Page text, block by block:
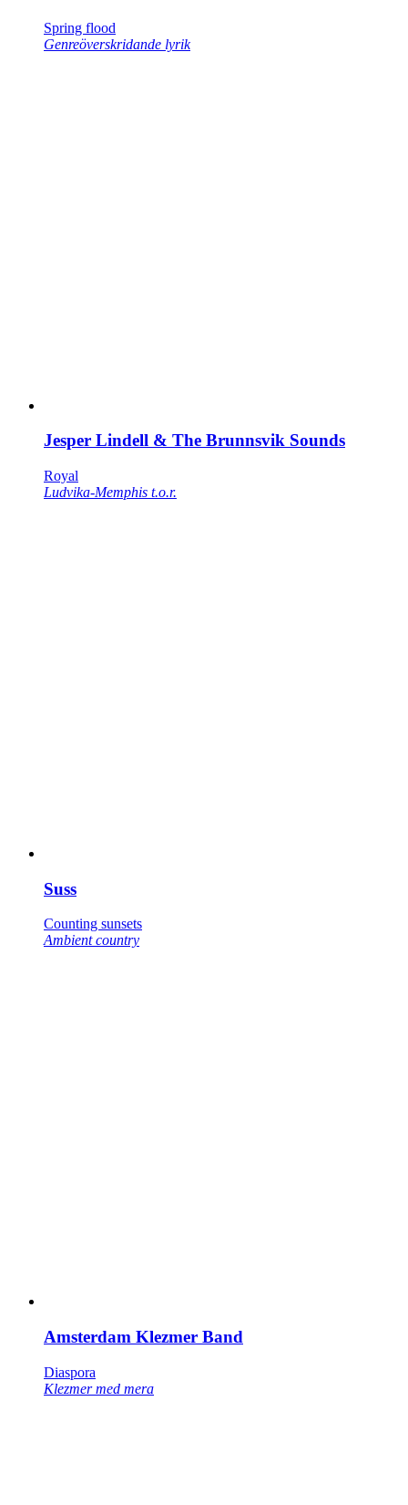
Spring flood
Genreöverskridande lyrik
Jesper Lindell & The Brunnsvik Sounds
Royal
Ludvika-Memphis t.o.r.
Suss
Counting sunsets
Ambient country
Amsterdam Klezmer Band
Diaspora
Klezmer med mera